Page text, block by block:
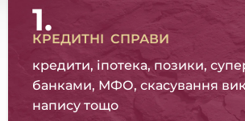
1.
КРЕДИТНІ СПРАВИ
кредити, іпотека, позики,
банками, МФО, скасування
напису тощо